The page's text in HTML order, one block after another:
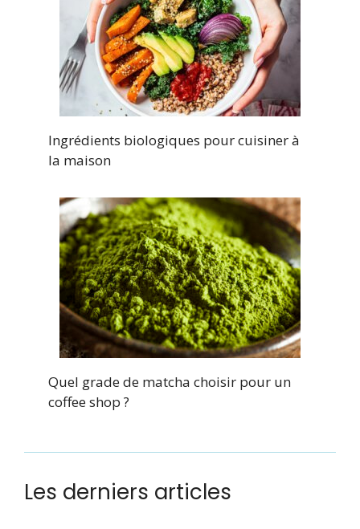
Ingrédients biologiques pour cuisiner à
la maison
Quel grade de matcha choisir pour un
coffee shop ?
Les derniers articles